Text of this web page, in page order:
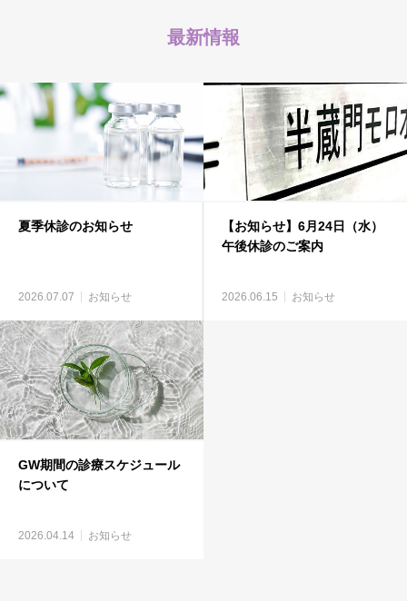
最新情報
夏季休診のお知らせ
2026.07.07 お知らせ
【お知らせ】6月24日（水）
午後休診のご案内
2026.06.15 お知らせ
GW期間の診療スケジュール
について
2026.04.14 お知らせ